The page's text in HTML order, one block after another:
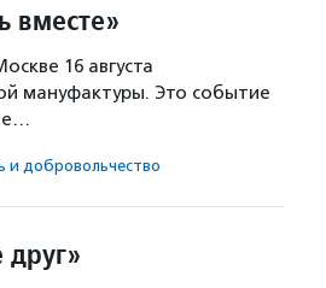
вместе»
16 августа
мануфактуры. Это событие
и доброволь­чест­во